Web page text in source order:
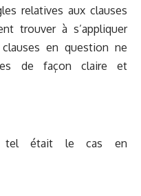
relatives aux clauses
trouver à s’appliquer
en question ne
de façon claire et
tel était le cas en